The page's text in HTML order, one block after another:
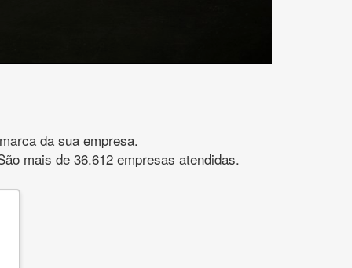
da sua empresa.
mais de 36.612 empresas atendidas.